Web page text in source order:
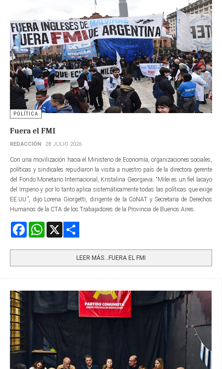
POLÍTICA
Fuera el FMI
REDACCIÓN 28 JULIO 2026
Con una movilización hacia el Ministerio de Economía, organizaciones sociales,
políticas y sindicales repudiaron la visita a nuestro país de la directora gerente​
del Fondo Monetario Internacional, Kristalina Georgieva. “Milei es un fiel lacayo
del Imperio y por lo tanto aplica sistemáticamente todas las políticas que exige
EE.UU.”, dijo Lorena Giorgetti, dirigente de la CoNAT y Secretaria de Derechos
Humanos de la CTA de los Trabajadores de la Provincia de Buenos Aires.
FacebookWhatsApp
LEER MÁS…FUERA EL FMI